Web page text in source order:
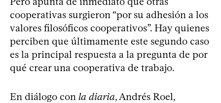
cooperativas surgieron “por su adhesión a los
valores filosóficos cooperativos”. Hay quienes
perciben que últimamente este segundo caso
es la principal respuesta a la pregunta de por
qué crear una cooperativa de trabajo.
En diálogo con la diaria, Andrés Roel,